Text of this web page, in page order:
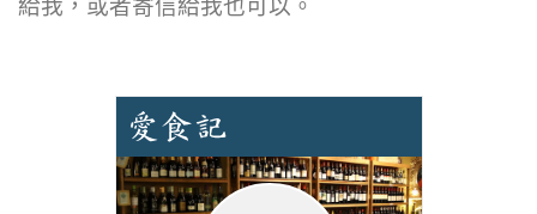
給我，或者寄信給我也可以。